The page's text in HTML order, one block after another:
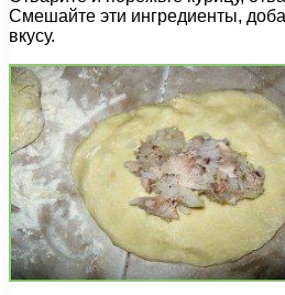
Смешайте эти ингредиенты,
вкусу.